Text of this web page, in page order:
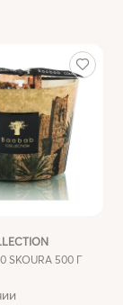
SKOURA 500 Г